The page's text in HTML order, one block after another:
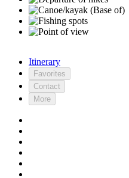
Itinerary
Favorites
Contact
More